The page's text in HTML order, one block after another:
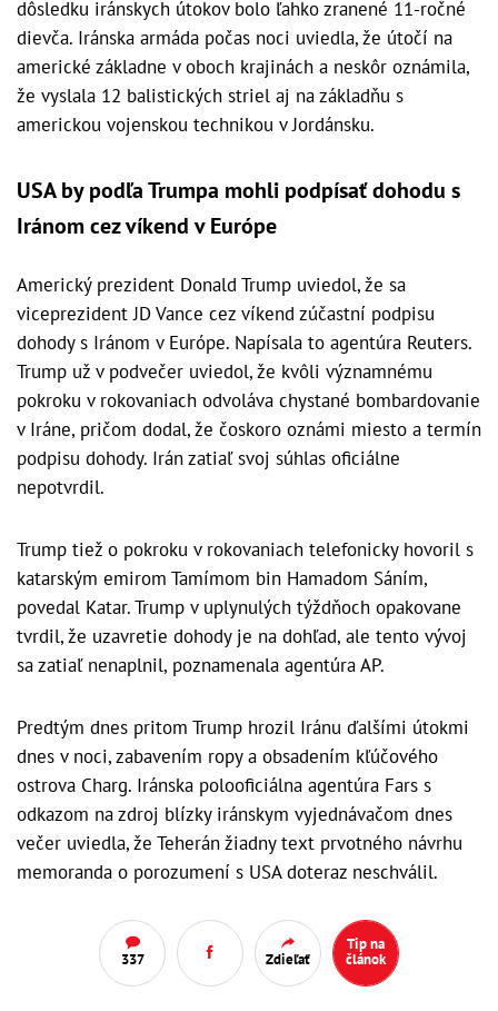
dôsledku iránskych útokov bolo ľahko zranené 11-ročné
dievča. Iránska armáda počas noci uviedla, že útočí na
americké základne v oboch krajinách a neskôr oznámila,
že vyslala 12 balistických striel aj na základňu s
americkou vojenskou technikou v Jordánsku.
USA by podľa Trumpa mohli podpísať dohodu s
Iránom cez víkend v Európe
Americký prezident Donald Trump uviedol, že sa
viceprezident JD Vance cez víkend zúčastní podpisu
dohody s Iránom v Európe. Napísala to agentúra Reuters.
Trump už v podvečer uviedol, že kvôli významnému
pokroku v rokovaniach odvoláva chystané bombardovanie
v Iráne, pričom dodal, že čoskoro oznámi miesto a termín
podpisu dohody. Irán zatiaľ svoj súhlas oficiálne
nepotvrdil.
Trump tiež o pokroku v rokovaniach telefonicky hovoril s
katarským emirom Tamímom bin Hamadom Sáním,
povedal Katar. Trump v uplynulých týždňoch opakovane
tvrdil, že uzavretie dohody je na dohľad, ale tento vývoj
sa zatiaľ nenaplnil, poznamenala agentúra AP.
Predtým dnes pritom Trump hrozil Iránu ďalšími útokmi
dnes v noci, zabavením ropy a obsadením kľúčového
ostrova Charg. Iránska polooficiálna agentúra Fars s
odkazom na zdroj blízky iránskym vyjednávačom dnes
večer uviedla, že Teherán žiadny text prvotného návrhu
memoranda o porozumení s USA doteraz neschválil.
337 Zdieľať
Tip na
článok